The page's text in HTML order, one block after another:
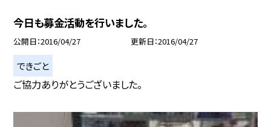
今日も募金活動を行いました。
公開日 2016/04/27 更新日 2016/04/27
できごと
ご協力ありがとうございました。